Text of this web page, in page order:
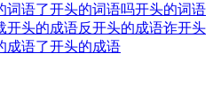
词语了开头的词语吗开头的词语
开头的成语反开头的成语诈开头
成语了开头的成语